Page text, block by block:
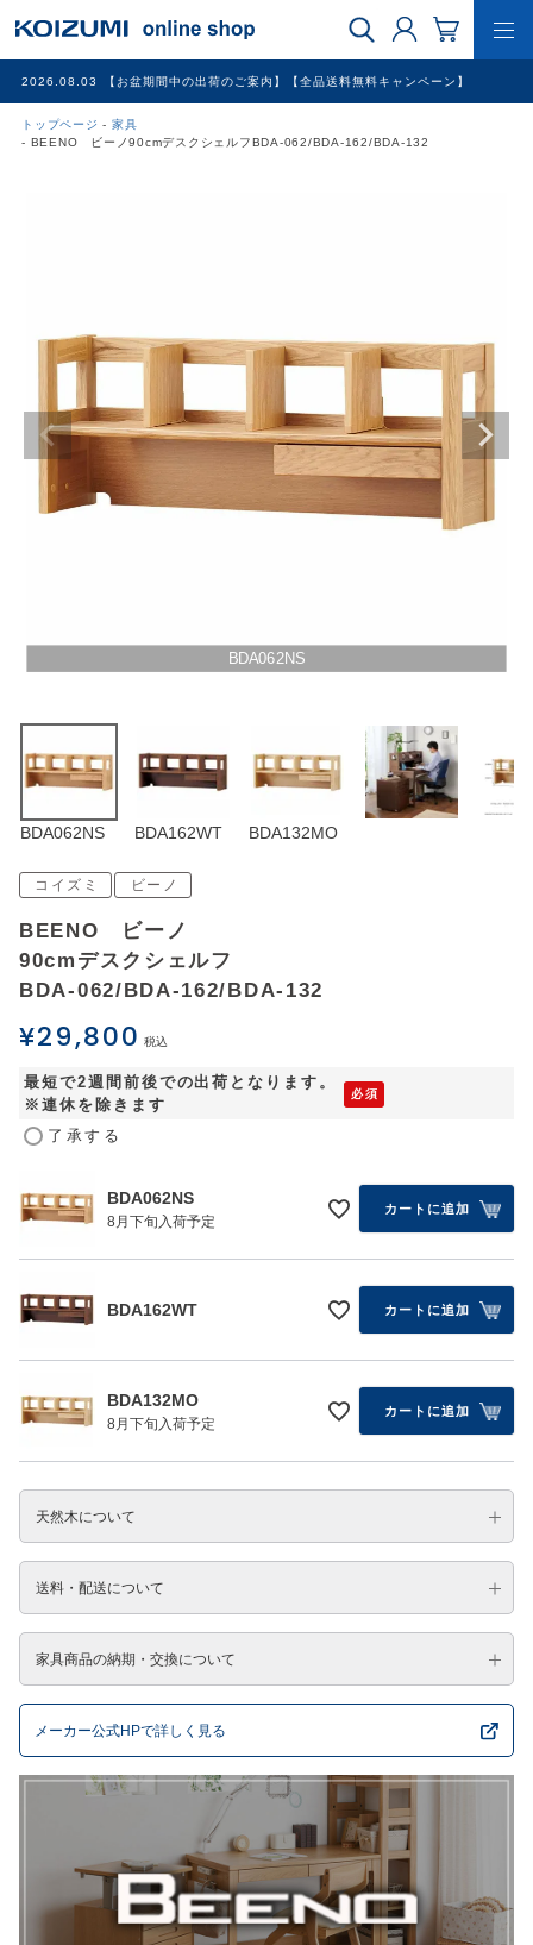
2026.08.03 【お盆期間中の出荷のご案内】【全品送料無料キャンペーン】
トップページ
家具
BEENO ビーノ90cmデスクシェルフBDA-062/BDA-162/BDA-132
WEB限定品
冷暖房家電
家具
その他
ログイン
お問い合わせ
BDA062NS
BDA062NS BDA162WT BDA132MO
コイズミ ビーノ
BEENO ビーノ
90cmデスクシェルフ
BDA-062/BDA-162/BDA-132
¥29,800 税込
最短で2週間前後での出荷となります。
※連休を除きます
了承する
BDA062NS
8月下旬入荷予定
カートに追加
BDA162WT カートに追加
BDA132MO
8月下旬入荷予定
カートに追加
天然木について
送料・配送について
家具商品の納期・交換について
メーカー公式HPで詳しく見る